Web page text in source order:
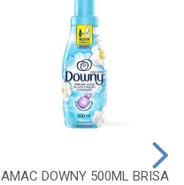
AMAC DOWNY 500ML BRISA